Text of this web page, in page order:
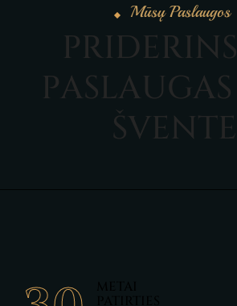
Mūsų Paslaugos
PRIDERINS
PASLAUGAS
ŠVENTE